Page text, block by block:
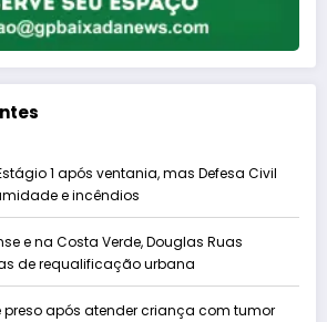
1 após ventania, mas Defesa Civil
e incêndios
e na Costa Verde, Douglas Ruas
de requalificação urbana
preso após atender criança com tumor